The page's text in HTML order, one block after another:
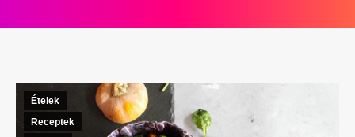
Ételek
Receptek